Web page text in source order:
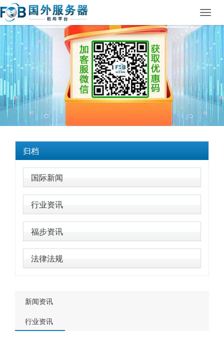
归档
国际新闻
行业资讯
福步资讯
法律法规
新闻资讯
行业资讯